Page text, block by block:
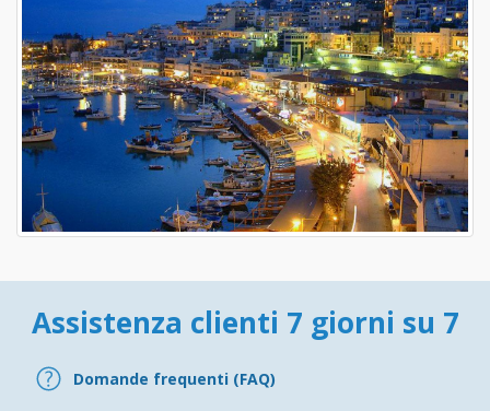
Assistenza clienti 7 giorni su 7
Domande frequenti (FAQ)